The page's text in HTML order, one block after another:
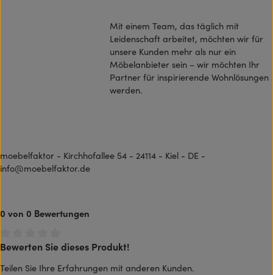
Mit einem Team, das täglich mit
Leidenschaft arbeitet, möchten wir für
unsere Kunden mehr als nur ein
Möbelanbieter sein – wir möchten Ihr
Partner für inspirierende Wohnlösungen
werden.
moebelfaktor - Kirchhofallee 54 - 24114 - Kiel - DE -
info@moebelfaktor.de
0 von 0 Bewertungen
Durchschnittliche Bewertung von 0 von 5 Sternen
Bewerten Sie dieses Produkt!
Teilen Sie Ihre Erfahrungen mit anderen Kunden.